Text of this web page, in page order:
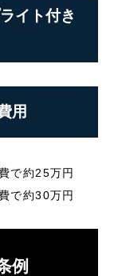
イト付き
用
で約25万円
で約30万円
例